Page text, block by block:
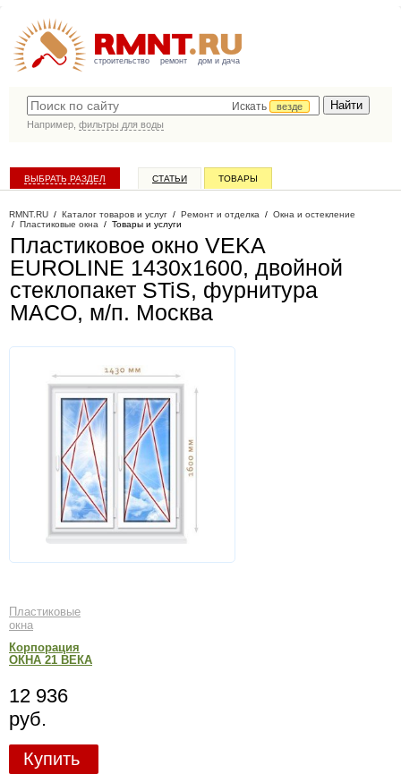
строительство ремонт дом и дача
Искать
везде
Например, фильтры для воды
ВЫБРАТЬ РАЗДЕЛ СТАТЬИ ТОВАРЫ
RMNT.RU / Каталог товаров и услуг / Ремонт и отделка / Окна и остекление
/ Пластиковые окна / Товары и услуги
Пластиковое окно VEKA
EUROLINE 1430х1600, двойной
стеклопакет STiS, фурнитура
MACO, м/п. Москва
Пластиковые
окна
Корпорация
ОКНА 21 ВЕКА
12 936
руб.
Купить